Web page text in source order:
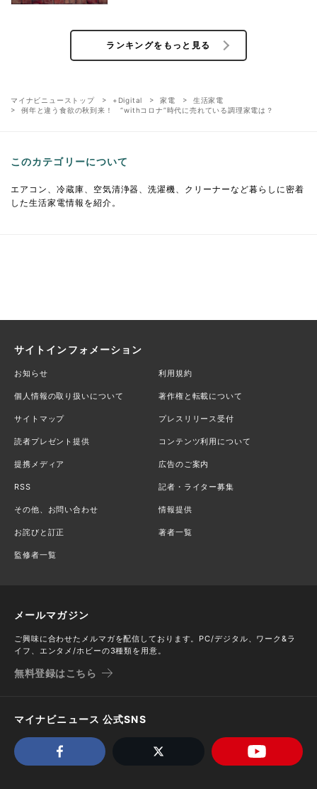
ランキングをもっと見る
マイナビニューストップ +Digital 家電
生活家電
例年と違う食欲の秋到来！ “withコロナ”時代に売れている調理家電は？
このカテゴリーについて
エアコン、冷蔵庫、空気清浄器、洗濯機、クリーナーなど暮らしに密着
した生活家電情報を紹介。
サイトインフォメーション
お知らせ 利用規約
個人情報の取り扱いについて 著作権と転載について
サイトマップ プレスリリース受付
読者プレゼント提供 コンテンツ利用について
提携メディア 広告のご案内
RSS 記者・ライター募集
その他、お問い合わせ 情報提供
お詫びと訂正 著者一覧
監修者一覧
メールマガジン
ご興味に合わせたメルマガを配信しております。PC/デジタル、ワーク&ラ
イフ、エンタメ/ホビーの3種類を用意。
無料登録はこちら
マイナビニュース 公式SNS